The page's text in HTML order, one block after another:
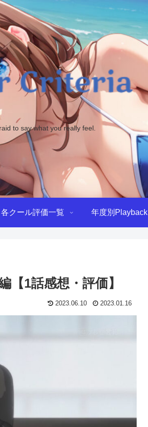
to say what you really feel.
各クール評価一覧 年度別Playback
【1話感想・評価】
2023.06.10 2023.01.16